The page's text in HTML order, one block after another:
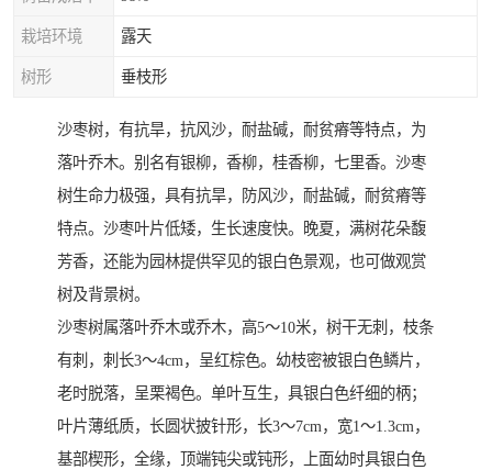
栽培环境 露天
树形 垂枝形
沙枣树，有抗旱，抗风沙，耐盐碱，耐贫瘠等特点，为
落叶乔木。别名有银柳，香柳，桂香柳，七里香。沙枣
树生命力极强，具有抗旱，防风沙，耐盐碱，耐贫瘠等
特点。沙枣叶片低矮，生长速度快。晚夏，满树花朵馥
芳香，还能为园林提供罕见的银白色景观，也可做观赏
树及背景树。
沙枣树属落叶乔木或乔木，高5～10米，树干无刺，枝条
有刺，刺长3～4cm，呈红棕色。幼枝密被银白色鳞片，
老时脱落，呈栗褐色。单叶互生，具银白色纤细的柄；
叶片薄纸质，长圆状披针形，长3～7cm，宽1～1.3cm，
基部楔形，全缘，顶端钝尖或钝形，上面幼时具银白色